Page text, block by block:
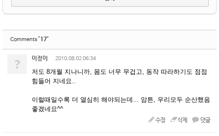
Comments '17'
? 이정이 2010.08.02 06:34
저도 8개월 지나니까, 몸도 너무 무겁고, 동작 따라하기도 점점
힘들어 지네요..
이럴때일수록 더 열심히 해야되는데... 암튼, 우리모두 순산했음
좋겠네요^^
수정 삭제 댓글